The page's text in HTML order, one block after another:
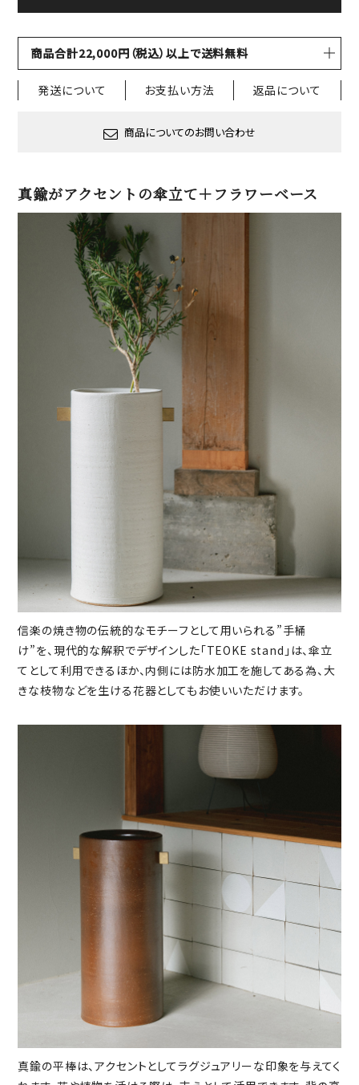
商品合計22,000円（税込）以上で送料無料
発送について お支払い方法 返品について
商品についてのお問い合わせ
真鍮がアクセントの傘立て＋フラワーベース
信楽の焼き物の伝統的なモチーフとして用いられる”手桶
け”を、現代的な解釈でデザインした「TEOKE stand」は、傘立
てとして利用できるほか、内側には防水加工を施してある為、大
きな枝物などを生ける花器としてもお使いいただけます。
真鍮の平棒は、アクセントとしてラグジュアリーな印象を与えてく